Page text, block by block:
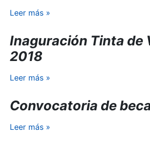
Leer más »
Inaguración Tinta de
2018
Leer más »
Convocatoria de
Leer más »